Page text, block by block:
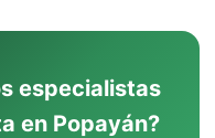
especialistas
en Popayán?